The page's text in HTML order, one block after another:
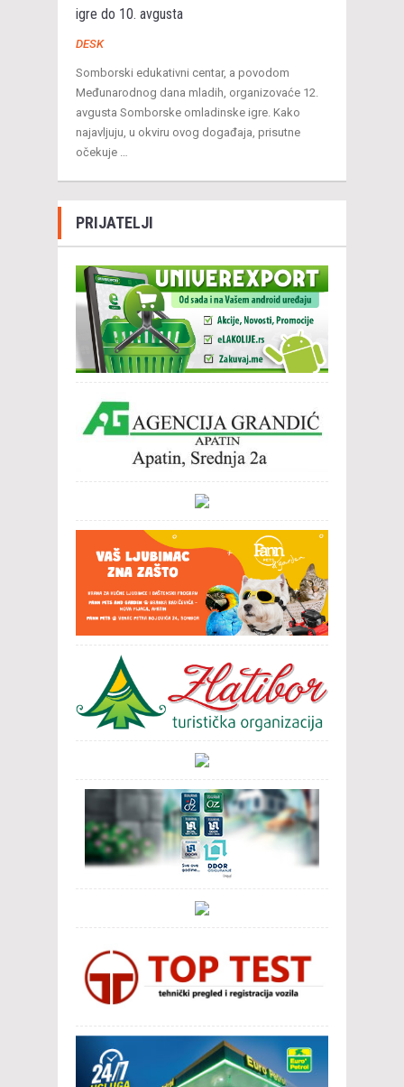
igre do 10. avgusta
DESK
Somborski edukativni centar, a povodom
Međunarodnog dana mladih, organizovaće 12.
avgusta Somborske omladinske igre. Kako
najavljuju, u okviru ovog događaja, prisutne
očekuje …
PRIJATELJI